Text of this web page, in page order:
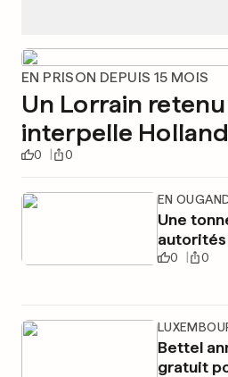
EN PRISON DEPUIS 15 MOIS
Un Lorrain
interpelle
0 0
EN
Une
autorités
0 0
Bettel
gratuit